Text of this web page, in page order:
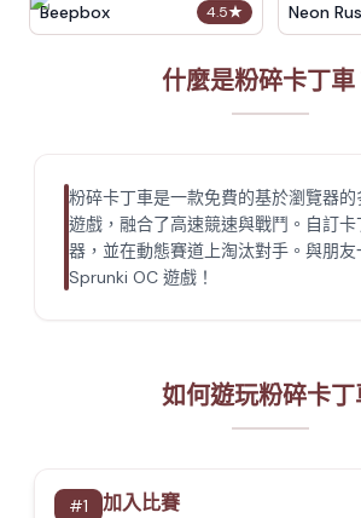
4.5★
Beepbox Neon
什麼是粉碎卡丁車
粉碎卡丁車是一款免費的基於瀏覽器
遊戲，融合了高速競速與戰鬥。自訂
器，並在動態賽道上淘汰對手。與朋友
Sprunki OC 遊戲！
如何遊玩粉碎卡丁
#1 加入比賽